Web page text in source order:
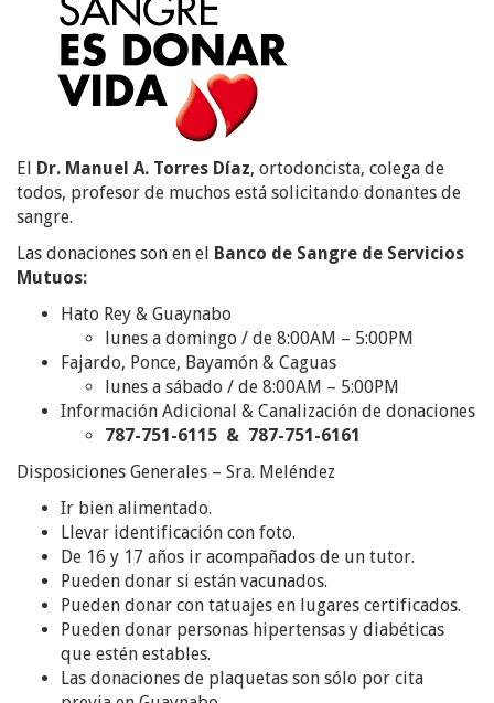
El Dr. Manuel A. Torres Díaz, ortodoncista, colega de
todos, profesor de muchos está solicitando donantes de
sangre.
Las donaciones son en el Banco de Sangre de Servicios
Mutuos:
Hato Rey & Guaynabo
lunes a domingo / de 8:00AM – 5:00PM
Fajardo, Ponce, Bayamón & Caguas
lunes a sábado / de 8:00AM – 5:00PM
Información Adicional & Canalización de donaciones
787-751-6115 & 787-751-6161
Disposiciones Generales – Sra. Meléndez
Ir bien alimentado.
Llevar identificación con foto.
De 16 y 17 años ir acompañados de un tutor.
Pueden donar si están vacunados.
Pueden donar con tatuajes en lugares certificados.
Pueden donar personas hipertensas y diabéticas
que estén estables.
Las donaciones de plaquetas son sólo por cita